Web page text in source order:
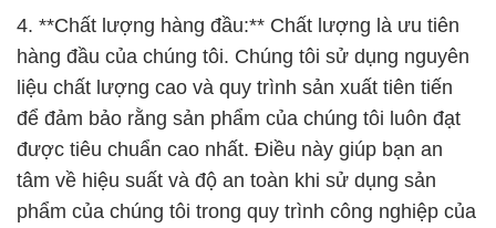
5. **Dịch vụ khách hàng xuất sắc:** Chúng tôi hiểu
rằng sự hài lòng của khách hàng là quan trọng nhất.
Vì vậy, chúng tôi cam kết cung cấp dịch vụ khách
hàng xuất sắc, luôn sẵn sàng lắng nghe và đáp ứng
các yêu cầu của bạn. Hãy cho chúng tôi biết nhu
cầu của bạn, và chúng tôi sẽ cùng bạn tìm ra giải
pháp tốt nhất.